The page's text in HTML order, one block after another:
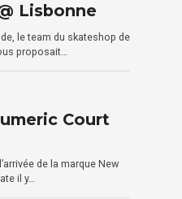
Lisbonne
le team du skateshop de
proposait…
Court
de la marque New
il y…